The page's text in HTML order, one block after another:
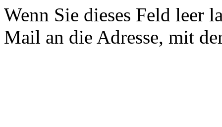
Wenn Sie dieses Feld leer
Mail an die Adresse, mit